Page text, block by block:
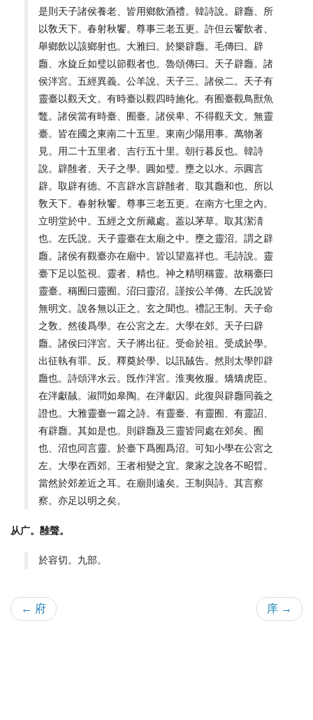
是則天子諸侯養老、皆用鄉飲酒禮。韓詩說。辟廱、所
以敎天下。春射秋饗。尊事三老五更。許但云饗飲者、
舉鄉飲以該鄉射也。大雅曰。於樂辟廱。毛傳曰。辟
廱、水旋丘如璧以節觀者也。魯頌傳曰。天子辟廱。諸
侯泮宮。五經異義。公羊說。天子三。諸侯二。天子有
靈臺以觀天文。有時臺以觀四時施化。有囿臺觀鳥獸魚
鼈。諸侯當有時臺、囿臺。諸侯卑、不得觀天文。無靈
臺。皆在國之東南二十五里。東南少陽用事。萬物著
見。用二十五里者、吉行五十里。朝行暮反也。韓詩
說。辟雝者、天子之學。圓如璧。壅之以水。示圓言
辟。取辟有德。不言辟水言辟雝者、取其廱和也。所以
敎天下。春射秋饗。尊事三老五更。在南方七里之內。
立明堂於中。五經之文所藏處。葢以茅草。取其潔淸
也。左氏說。天子靈臺在太廟之中。壅之靈沼。謂之辟
廱。諸侯有觀臺亦在廟中。皆以望嘉祥也。毛詩說。靈
臺下足以監視。靈者、精也。神之精明稱靈。故稱臺曰
靈臺。稱囿曰靈囿。沼曰靈沼。謹按公羊傳、左氏說皆
無明文。說各無以正之。玄之聞也。禮記王制。天子命
之敎。然後爲學。在公宮之左。大學在郊。天子曰辟
廱。諸侯曰泮宮。天子將出征。受命於祖。受成於學。
出征執有罪。反。釋奠於學。以訊馘告。然則太學卽辟
廱也。詩頌泮水云。旣作泮宮。淮夷攸服。矯矯虎臣。
在泮獻馘。淑問如皋陶。在泮獻囚。此復與辟廱同義之
證也。大雅靈臺一篇之詩。有靈臺、有靈囿、有靈詔、
有辟廱。其如是也。則辟廱及三靈皆同處在郊矣。囿
也、沼也同言靈。於臺下爲囿爲沼。可知小學在公宮之
左。大學在西郊。王者相變之宜。衆家之說各不昭晢。
當然於郊差近之耳。在廟則遠矣。王制與詩。其言察
察。亦足以明之矣。
从广。雝聲。
於容切。九部。
← 府 庠 →